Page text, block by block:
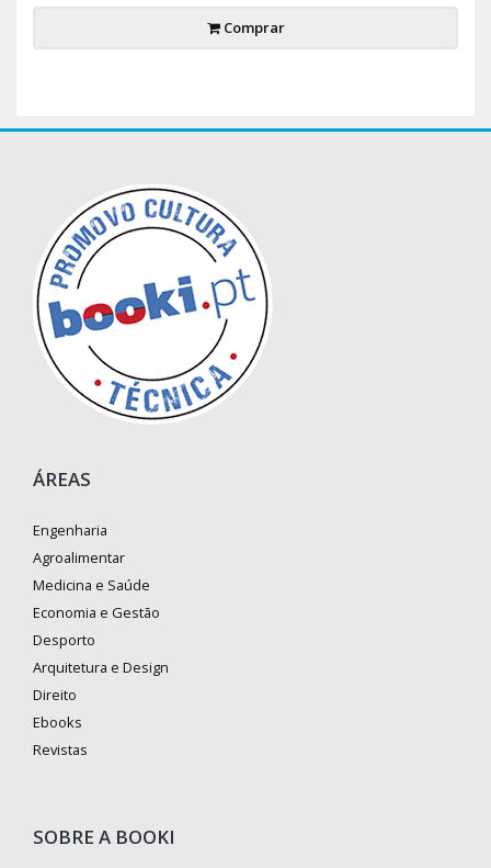
Comprar
ÁREAS
Engenharia
Agroalimentar
Medicina e Saúde
Economia e Gestão
Desporto
Arquitetura e Design
Direito
Ebooks
Revistas
SOBRE A BOOKI